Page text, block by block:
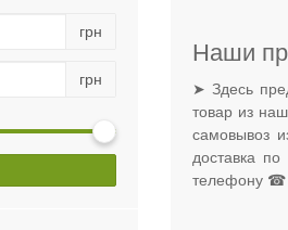
грн
грн
Наши
➤ Здесь
товар из
самовывоз
доставка
телефону ☎